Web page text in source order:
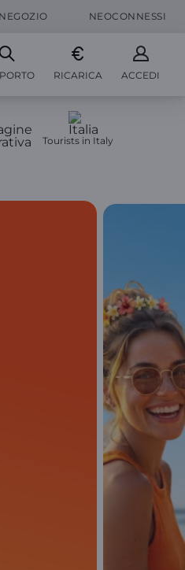
NEOCONNESSI
RICARICA ACCEDI
Tourists in Italy